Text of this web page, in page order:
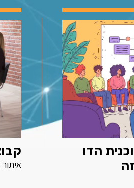
הדו
איתור